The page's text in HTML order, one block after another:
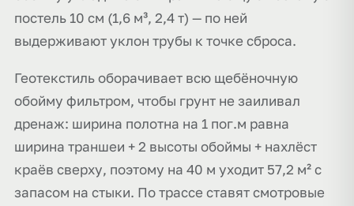
постель 10 см (1,6 м³, 2,4 т) — по ней
выдерживают уклон трубы к точке сброса.
Геотекстиль оборачивает всю щебёночную
обойму фильтром, чтобы грунт не заиливал
дренаж: ширина полотна на 1 пог.м равна
ширина траншеи + 2 высоты обоймы + нахлёст
краёв сверху, поэтому на 40 м уходит 57,2 м² с
запасом на стыки. По трассе ставят смотровые